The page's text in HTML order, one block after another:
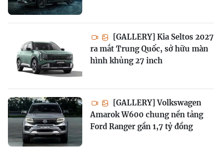
[GALLERY] Kia Seltos 2027
ra mắt Trung Quốc, sở hữu màn
hình khủng 27 inch
[GALLERY] Volkswagen
Amarok W600 chung nền tảng
Ford Ranger gần 1,7 tỷ đồng